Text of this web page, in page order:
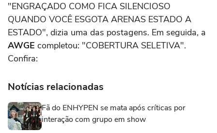
"ENGRAÇADO COMO FICA SILENCIOSO
QUANDO VOCÊ ESGOTA ARENAS ESTADO A
ESTADO", dizia uma das postagens. Em seguida, a
AWGE completou: "COBERTURA SELETIVA".
Confira:
Notícias relacionadas
Fã do ENHYPEN se mata após críticas por
interação com grupo em show